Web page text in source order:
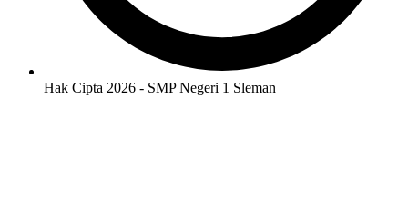
Hak Cipta 2026 - SMP Negeri 1 Sleman